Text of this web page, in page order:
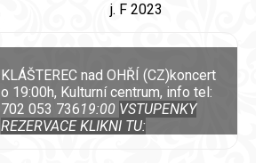
j. F 2023
KLÁŠTEREC nad OHŘÍ (CZ)koncert
o 19:00h, Kulturní centrum, info tel:
702 053 73619:00 VSTUPENKY
REZERVACE KLIKNI TU: